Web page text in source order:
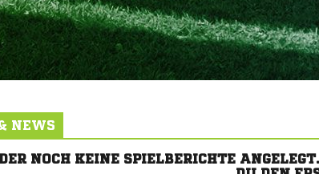
NEWS
NOCH KEINE SPIELBERICHTE